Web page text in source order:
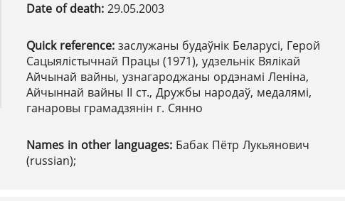
Date of death: 29.05.2003
Quick reference: заслужаны будаўнік Беларусі, Герой
Сацыялістычнай Працы (1971), удзельнік Вялікай
Айчынай вайны, узнагароджаны ордэнамі Леніна,
Айчыннай вайны ІІ ст., Дружбы народаў, медалямі,
ганаровы грамадзянін г. Сянно
Names in other languages: Бабак Пётр Лукьянович
(russian);